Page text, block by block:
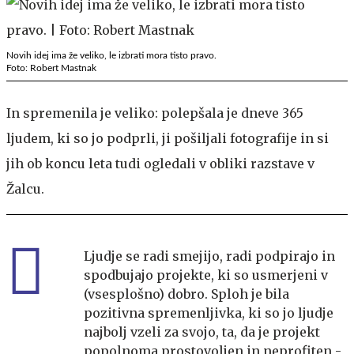
Novih idej ima že veliko, le izbrati mora tisto pravo.
Foto: Robert Mastnak
In spremenila je veliko: polepšala je dneve 365
ljudem, ki so jo podprli, ji pošiljali fotografije in si
jih ob koncu leta tudi ogledali v obliki razstave v
Žalcu.
Ljudje se radi smejijo, radi podpirajo in
spodbujajo projekte, ki so usmerjeni v
(vsesplošno) dobro. Sploh je bila
pozitivna spremenljivka, ki so jo ljudje
najbolj vzeli za svojo, ta, da je projekt
popolnoma prostovoljen in neprofiten -